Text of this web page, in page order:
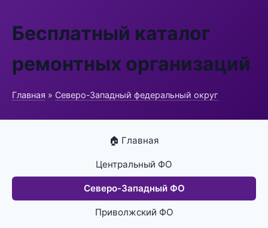
Бесплатный каталог
ремонтных организаций
Главная » Северо-Западный федеральный округ
🏠 Главная
Центральный ФО
Северо-Западный ФО
Приволжский ФО